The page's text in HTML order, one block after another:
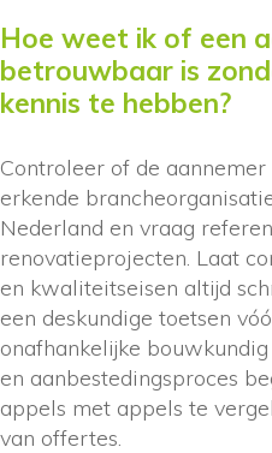
Hoe weet ik of een
betrouwbaar is
kennis te hebben?
Controleer of de
erkende
Nederland en vraag
renovatieprojecten. Laat
en kwaliteitseisen altijd
een deskundige toetsen
onafhankelijke
en aanbestedingsproces
appels met appels te
van offertes.